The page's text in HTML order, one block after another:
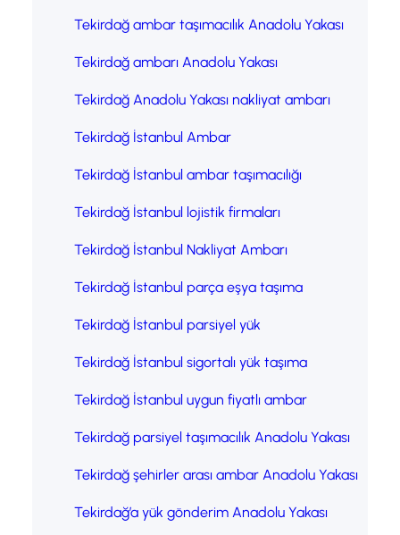
Tekirdağ ambar taşımacılık Anadolu Yakası
Tekirdağ ambarı Anadolu Yakası
Tekirdağ Anadolu Yakası nakliyat ambarı
Tekirdağ İstanbul Ambar
Tekirdağ İstanbul ambar taşımacılığı
Tekirdağ İstanbul lojistik firmaları
Tekirdağ İstanbul Nakliyat Ambarı
Tekirdağ İstanbul parça eşya taşıma
Tekirdağ İstanbul parsiyel yük
Tekirdağ İstanbul sigortalı yük taşıma
Tekirdağ İstanbul uygun fiyatlı ambar
Tekirdağ parsiyel taşımacılık Anadolu Yakası
Tekirdağ şehirler arası ambar Anadolu Yakası
Tekirdağ’a yük gönderim Anadolu Yakası